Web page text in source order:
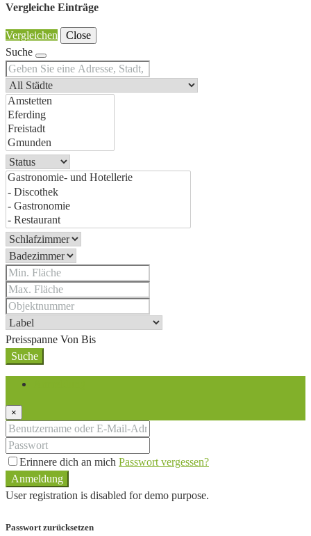
Vergleiche Einträge
Vergleichen
Close
Suche
Preisspanne Von Bis
Suche
×
Erinnere dich an mich Passwort vergessen?
Anmeldung
User registration is disabled for demo purpose.
Passwort zurücksetzen